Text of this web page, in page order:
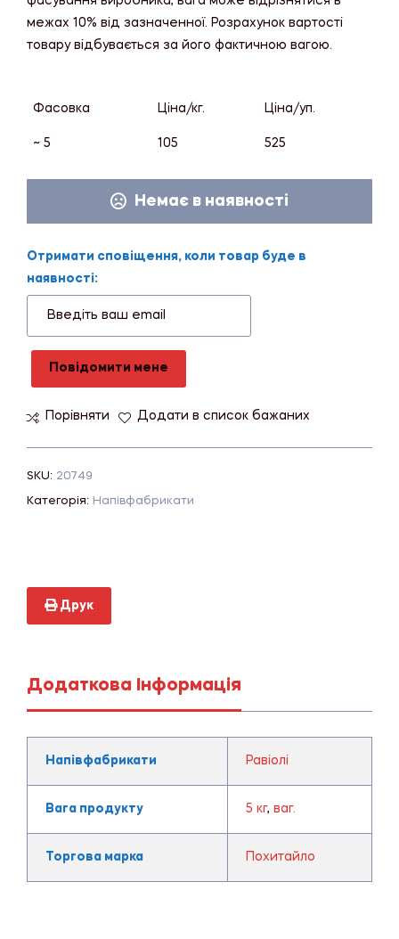
межах 10% від зазначенної. Розрахунок вартості
товару відбувається за його фактичною вагою.
Фасовка Ціна/кг. Ціна/уп.
~ 5 105 525
Немає в наявності
Отримати сповіщення, коли товар буде в
наявності:
Повідомити мене
Порівняти Додати в список бажаних
SKU: 20749
Категорія: Напівфабрикати
Друк
Додаткова Інформація
Напівфабрикати Равіолі
Вага продукту 5 кг, ваг.
Торгова марка Похитайло